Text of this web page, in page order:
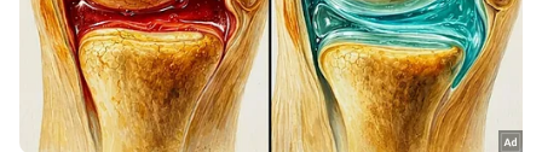
News@1PM | ഒരുമണി വാർത്ത
വിശദമായി | 08 August 2026